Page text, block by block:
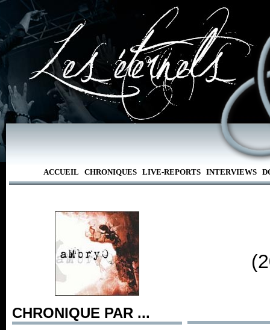
ACCUEIL CHRONIQUES LIVE-REPORTS INTERVIEWS
CHRONIQUE PAR ...